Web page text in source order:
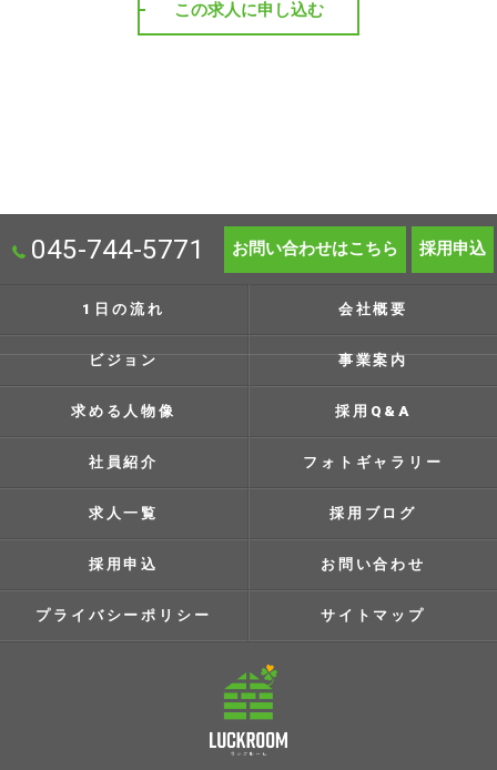
この求人に申し込む
045-744-5771 お問い合わせはこちら 採用申込
1日の流れ 会社概要
ビジョン 事業案内
求める人物像 採用Q&A
社員紹介 フォトギャラリー
求人一覧 採用ブログ
採用申込 お問い合わせ
プライバシーポリシー サイトマップ